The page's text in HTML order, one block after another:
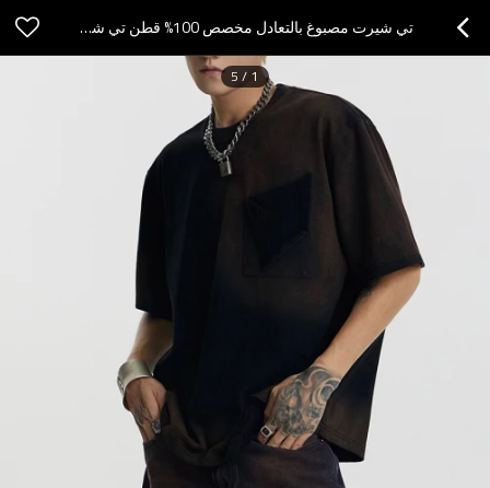
تي شيرت مصبوغ بالتعادل مخصص 100% قطن تي شيرت 230 GSM مناسب للرجال
1
/
5